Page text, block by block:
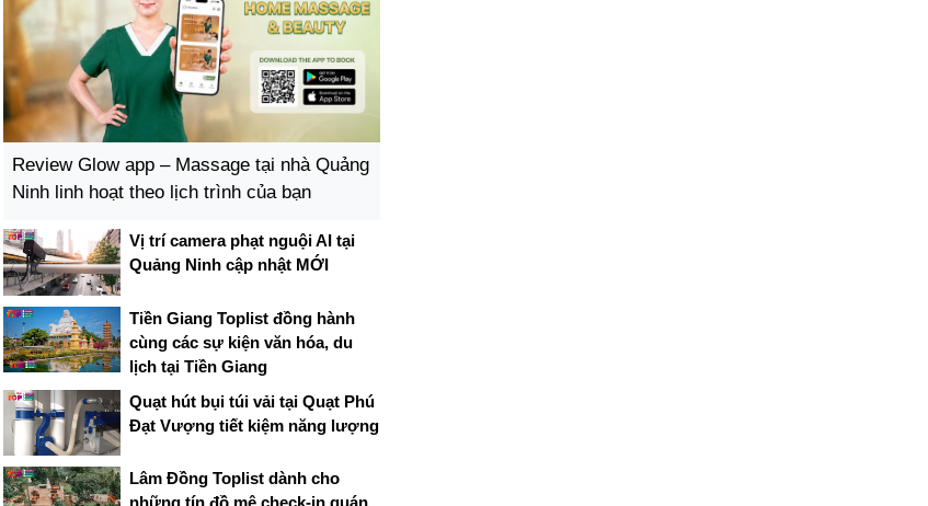
Review Glow app – Massage tại nhà Quảng
Ninh linh hoạt theo lịch trình của bạn
Vị trí camera phạt nguội AI tại
Quảng Ninh cập nhật MỚI
Tiền Giang Toplist đồng hành
cùng các sự kiện văn hóa, du
lịch tại Tiền Giang
Quạt hút bụi túi vải tại Quạt Phú
Đạt Vượng tiết kiệm năng lượng
Lâm Đồng Toplist dành cho
những tín đồ mê check-in quán